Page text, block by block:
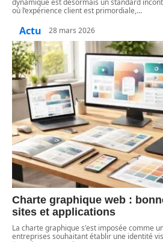
où l’expérience client est primordiale,…
Actu 28 mars 2026
Charte graphique web :
sites et applications
La charte graphique s'est imposée comme
entreprises souhaitant établir une identité